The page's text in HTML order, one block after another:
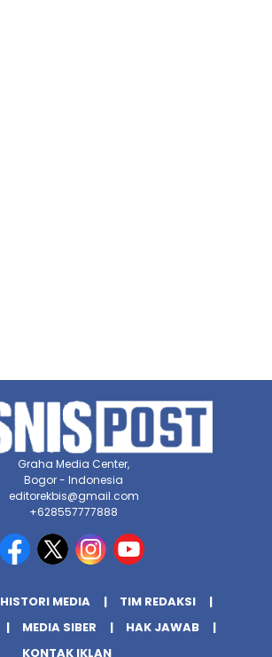
Graha Media Center,
Bogor - Indonesia
editorekbis@gmail.com
+628557777888
HISTORI MEDIA
TIM REDAKSI
MEDIA SIBER
HAK JAWAB
KONTAK IKLAN